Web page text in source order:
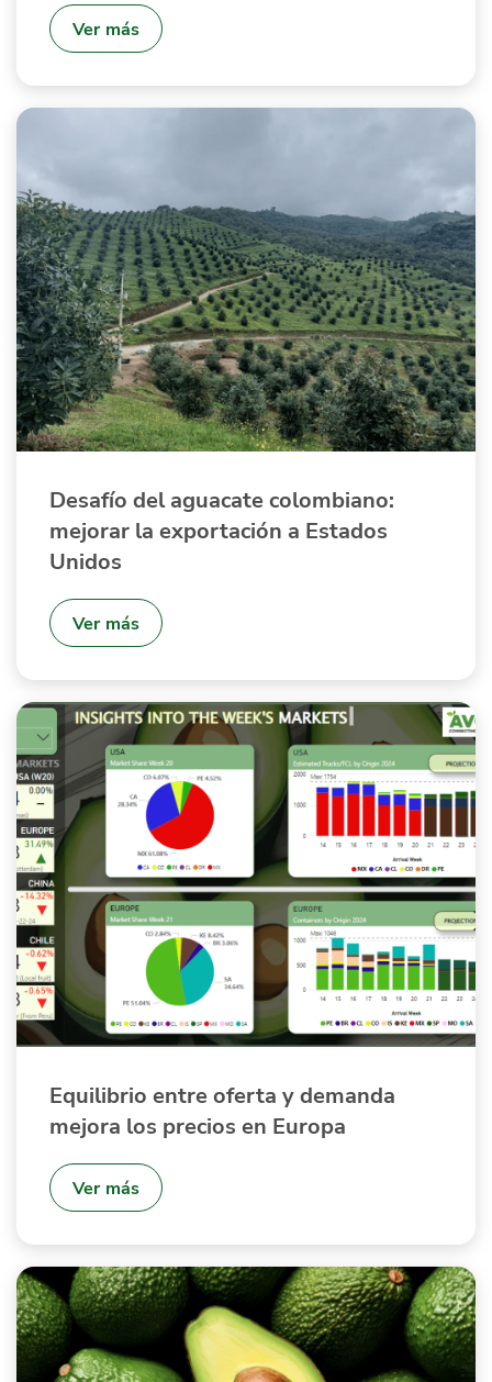
Ver más
Desafío del aguacate colombiano:
mejorar la exportación a Estados
Unidos
Ver más
Equilibrio entre oferta y demanda
mejora los precios en Europa
Ver más